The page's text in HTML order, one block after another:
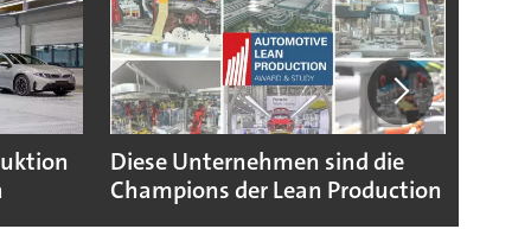
Diese Unternehmen sind die
Champions der Lean Production